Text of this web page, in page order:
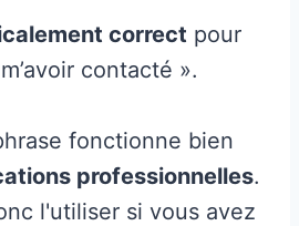
correct pour
contacté ».
fonctionne bien
professionnelles.
l'utiliser si vous avez